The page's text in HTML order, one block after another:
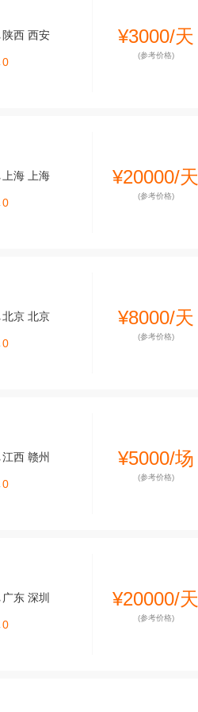
陕西 西安
0
¥3000/天
(参考价格)
上海 上海
0
¥20000/天
(参考价格)
北京 北京
0
¥8000/天
(参考价格)
江西 赣州
0
¥5000/场
(参考价格)
广东 深圳
0
¥20000/天
(参考价格)